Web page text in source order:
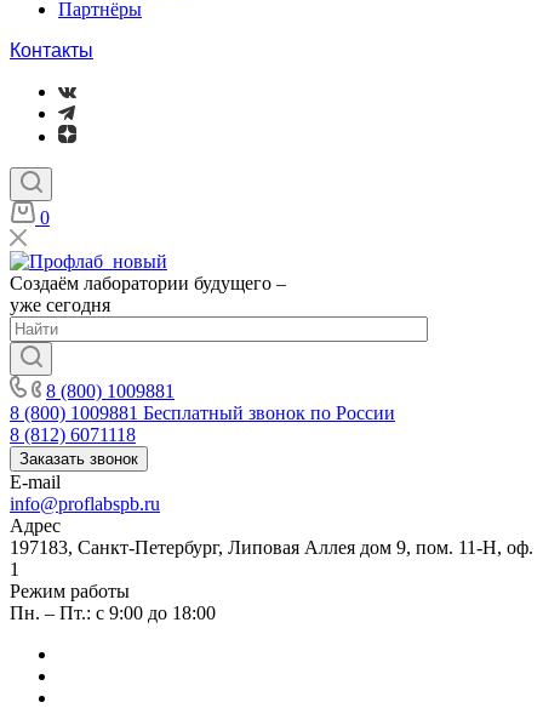
Партнёры
Контакты
0
Создаём лаборатории будущего –
уже сегодня
8 (800) 1009881
8 (800) 1009881 Бесплатный звонок по России
8 (812) 6071118
Заказать звонок
E-mail
info@proflabspb.ru
Адрес
197183, Санкт-Петербург, Липовая Аллея дом 9, пом. 11-Н, оф.
1
Режим работы
Пн. – Пт.: с 9:00 до 18:00